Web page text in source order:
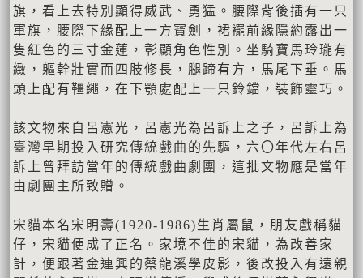
旗，看上去特別顯得威武、勇猛。腰際背後插有一只
軍旗，腰際下緣配上一方寶劍，裙襬前緣隱約露出一
隻紅色的三寸金蓮，彰顯角色性別。坐騎寶馬玲瓏有
緻，軀幹壯實而四肢修長，腿蹄有方，馬尾下垂。馬
頭上配有韁繩，在下顎處配上一只鈴鐺，裝飾靈巧。
該文物來自呂憲光，呂憲光為呂訴上之子，呂訴上為
臺灣早期投入研究傳統戲曲的先驅，六〇年代左右呂
訴上曾拜訪當年的傳統戲曲劇團，這批文物應是當年
由劇團主所致贈。
宋貓本名宋明壽(1920-1986)生肖屬鼠，朋友戲稱貓
仔，宋貓便成了正名。家境不佳的宋貓，為改善家
計，便跟著金連興的蔡龍溪學皮影，後改投入有遠親